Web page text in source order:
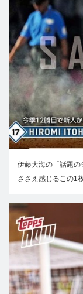
伊藤大海の「話題の
ささえ感じるこの1